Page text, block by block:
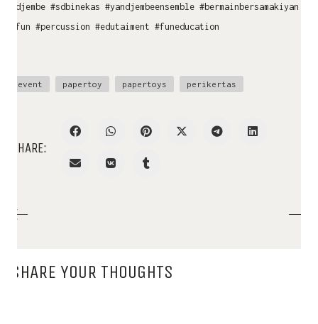
#djembe #sdbinekas #yandjembeensemble #bermainbersamakiyan
#fun #percussion #edutaiment #funeducation
event papertoy papertoys perikertas
SHARE:
SHARE YOUR THOUGHTS